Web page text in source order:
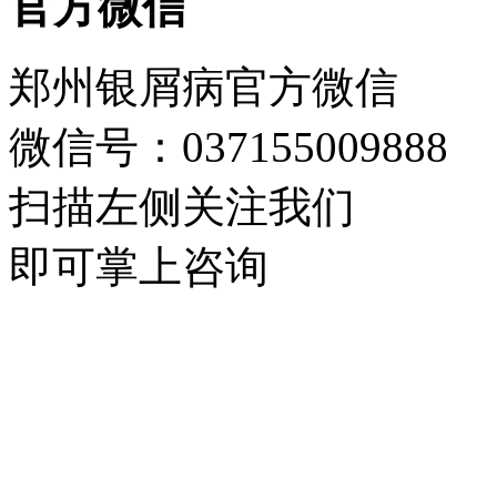
郑州银屑病官方微信
微信号：037155009888
扫描左侧关注我们
即可掌上咨询